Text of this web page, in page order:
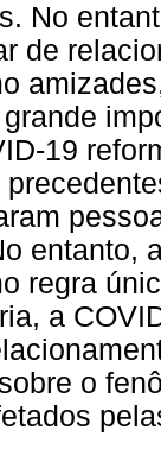
No
de
19
entanto,
regra
a
o